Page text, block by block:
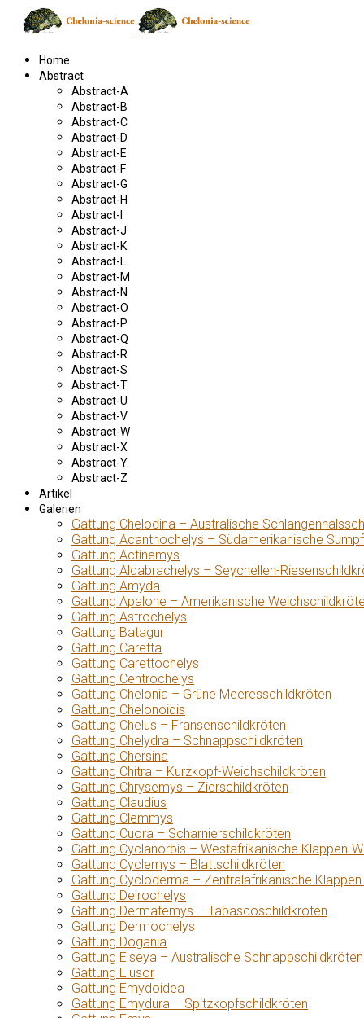
Home
Abstract
Abstract-A
Abstract-B
Abstract-C
Abstract-D
Abstract-E
Abstract-F
Abstract-G
Abstract-H
Abstract-I
Abstract-J
Abstract-K
Abstract-L
Abstract-M
Abstract-N
Abstract-O
Abstract-P
Abstract-Q
Abstract-R
Abstract-S
Abstract-T
Abstract-U
Abstract-V
Abstract-W
Abstract-X
Abstract-Y
Abstract-Z
Artikel
Galerien
Gattung Chelodina – Australische
Gattung Acanthochelys – Südamerikanische
Gattung Actinemys
Gattung Aldabrachelys – Seychellen-
Gattung Amyda
Gattung Apalone – Amerikanische
Gattung Astrochelys
Gattung Batagur
Gattung Caretta
Gattung Carettochelys
Gattung Centrochelys
Gattung Chelonia – Grüne Meeresschildkröten
Gattung Chelonoidis
Gattung Chelus – Fransenschildkröten
Gattung Chelydra – Schnappschildkröten
Gattung Chersina
Gattung Chitra – Kurzkopf-Weichschildkröten
Gattung Chrysemys – Zierschildkröten
Gattung Claudius
Gattung Clemmys
Gattung Cuora – Scharnierschildkröten
Gattung Cyclanorbis – Westafrikanische Klappen-
Gattung Cyclemys – Blattschildkröten
Gattung Cycloderma – Zentralafrikanische
Gattung Deirochelys
Gattung Dermatemys – Tabascoschildkröten
Gattung Dermochelys
Gattung Dogania
Gattung Elseya – Australische Schnappschildkröten
Gattung Elusor
Gattung Emydoidea
Gattung Emydura – Spitzkopfschildkröten